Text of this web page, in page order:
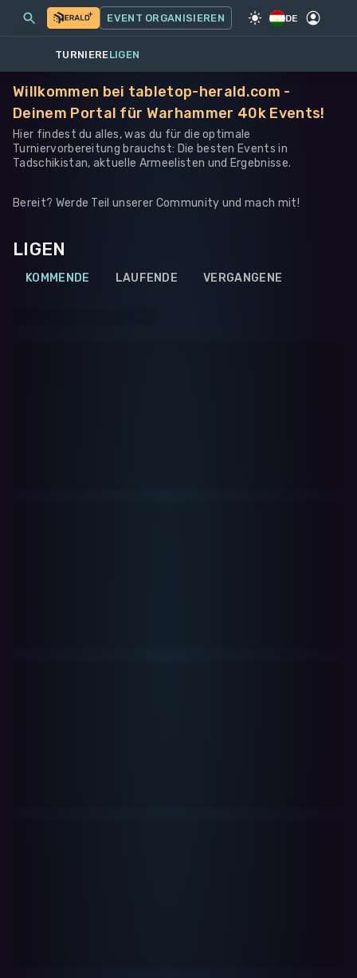
SPIEL·WARHAMMER 40K
MEINE EVENTS MEHR
EVENT ORGANISIEREN DE
TURNIERELIGEN
Willkommen bei tabletop-herald.com -
Deinem Portal für Warhammer 40k Events!
Hier findest du alles, was du für die optimale
Turniervorbereitung brauchst: Die besten Events in
Tadschikistan, aktuelle Armeelisten und Ergebnisse.
Bereit? Werde Teil unserer Community und mach mit!
LIGEN
KOMMENDE LAUFENDE VERGANGENE